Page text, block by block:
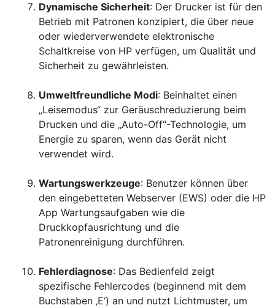
Dynamische Sicherheit: Der Drucker ist für den
Betrieb mit Patronen konzipiert, die über neue
oder wiederverwendete elektronische
Schaltkreise von HP verfügen, um Qualität und
Sicherheit zu gewährleisten.
Umweltfreundliche Modi: Beinhaltet einen
„Leisemodus“ zur Geräuschreduzierung beim
Drucken und die „Auto-Off“-Technologie, um
Energie zu sparen, wenn das Gerät nicht
verwendet wird.
Wartungswerkzeuge: Benutzer können über
den eingebetteten Webserver (EWS) oder die HP
App Wartungsaufgaben wie die
Druckkopfausrichtung und die
Patronenreinigung durchführen.
Fehlerdiagnose: Das Bedienfeld zeigt
spezifische Fehlercodes (beginnend mit dem
Buchstaben ‚E‘) an und nutzt Lichtmuster, um